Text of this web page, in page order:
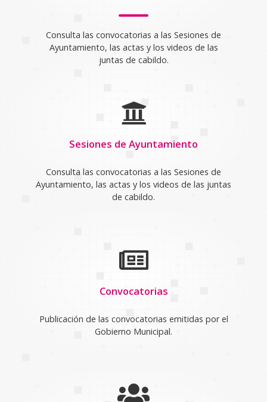
Consulta las convocatorias a las Sesiones de
Ayuntamiento, las actas y los videos de las
juntas de cabildo.
Sesiones de Ayuntamiento
Consulta las convocatorias a las Sesiones de
Ayuntamiento, las actas y los videos de las juntas
de cabildo.
Convocatorias
Publicación de las convocatorias emitidas por el
Gobierno Municipal.